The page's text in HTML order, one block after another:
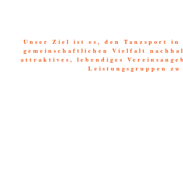
Unser Ziel ist es, den Tanzsport
gemeinschaftlichen Vielfalt
attraktives, lebendiges
Leistungsgruppen